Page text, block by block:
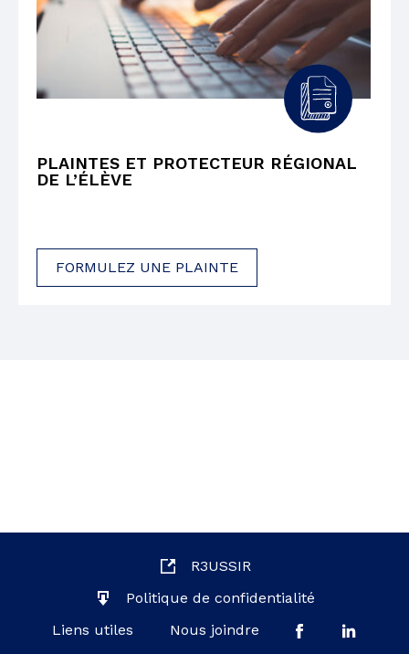
PLAINTES ET PROTECTEUR RÉGIONAL
DE L’ÉLÈVE
FORMULEZ UNE PLAINTE
R3USSIR
Politique de confidentialité
Liens utiles
Nous joindre